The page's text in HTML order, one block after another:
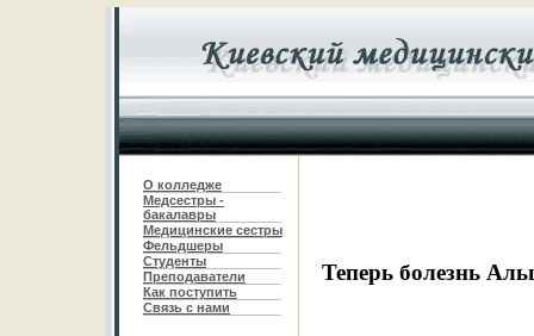
О колледже
Медсестры -
бакалавры
Медицинские сестры
Фельдшеры
Студенты
Преподаватели
Как поступить
Связь с нами
Теперь болезнь